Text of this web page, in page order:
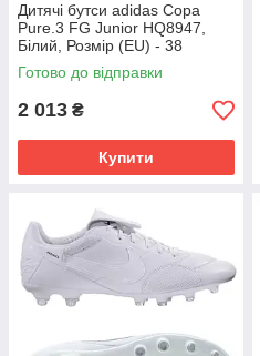
Дитячі бутси adidas Copa
Pure.3 FG Junior HQ8947,
Білий, Розмір (EU) - 38
Готово до відправки
2 013 ₴
Купити